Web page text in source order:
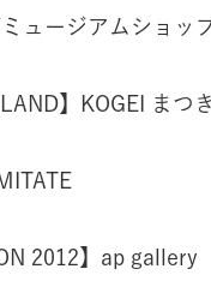
ュージアムショッ
】KOGEI まつ
2012】ap gallery